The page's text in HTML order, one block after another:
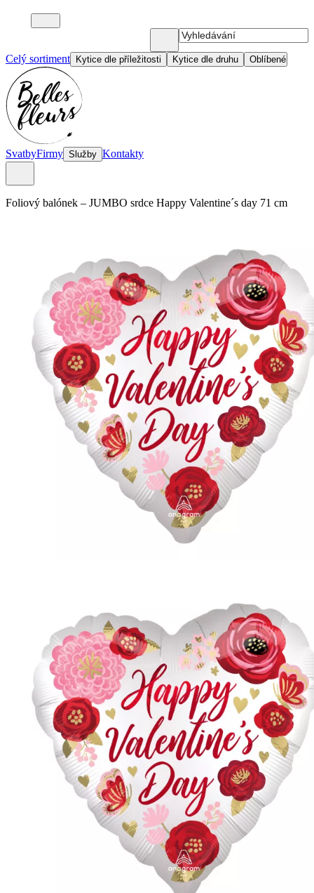
Celý sortiment Kytice dle příležitosti Kytice dle druhu Oblíbené
SvatbyFirmy Služby Kontakty
Foliový balónek – JUMBO srdce Happy Valentine´s day 71 cm